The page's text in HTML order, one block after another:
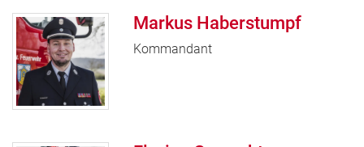
Markus Haberstumpf
Kommandant